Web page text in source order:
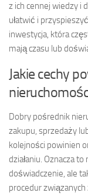
z ich cennej wiedzy i
ułatwić i
inwestycja, która
mają czasu lub
Jakie cechy
Dobry pośrednik
zakupu, sprzedaży
kolejności powinien
działaniu. Oznacza
doświadczenie, ale
procedur